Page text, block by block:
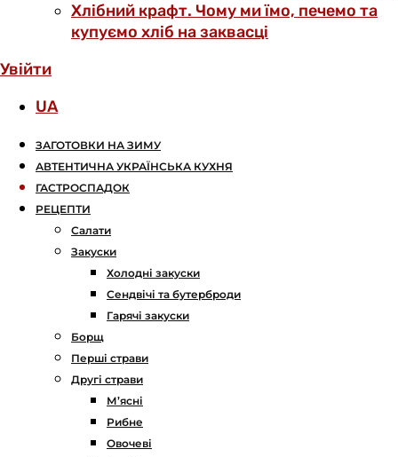
Хлібний крафт. Чому ми їмо, печемо та
купуємо хліб на заквасці
Увійти
UA
ЗАГОТОВКИ НА ЗИМУ
АВТЕНТИЧНА УКРАЇНСЬКА КУХНЯ
ГАСТРОСПАДОК
РЕЦЕПТИ
Салати
Закуски
Холодні закуски
Сендвічі та бутерброди
Гарячі закуски
Борщ
Перші страви
Другі страви
М’ясні
Рибне
Овочеві